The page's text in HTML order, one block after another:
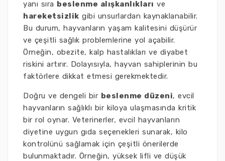
yanı sıra beslenme alışkanlıkları ve
hareketsizlik gibi unsurlardan kaynaklanabilir.
Bu durum, hayvanların yaşam kalitesini düşürür
ve çeşitli sağlık problemlerine yol açabilir.
Örneğin, obezite, kalp hastalıkları ve diyabet
riskini artırır. Dolayısıyla, hayvan sahiplerinin bu
faktörlere dikkat etmesi gerekmektedir.
Doğru ve dengeli bir beslenme düzeni, evcil
hayvanların sağlıklı bir kiloya ulaşmasında kritik
bir rol oynar. Veterinerler, evcil hayvanların
diyetine uygun gıda seçenekleri sunarak, kilo
kontrolünü sağlamak için çeşitli önerilerde
bulunmaktadır. Örneğin, yüksek lifli ve düşük